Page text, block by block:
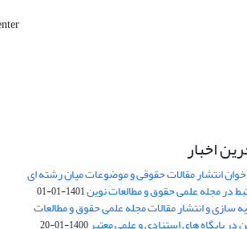
اخبار
انتشار مقالات حقوقی و موضوعات میان رشته ای
در مجله علمی حقوق و مطالعات نوین1401-01-01
سازی و انتشار مقالات مجله علمی حقوق و مطالعات